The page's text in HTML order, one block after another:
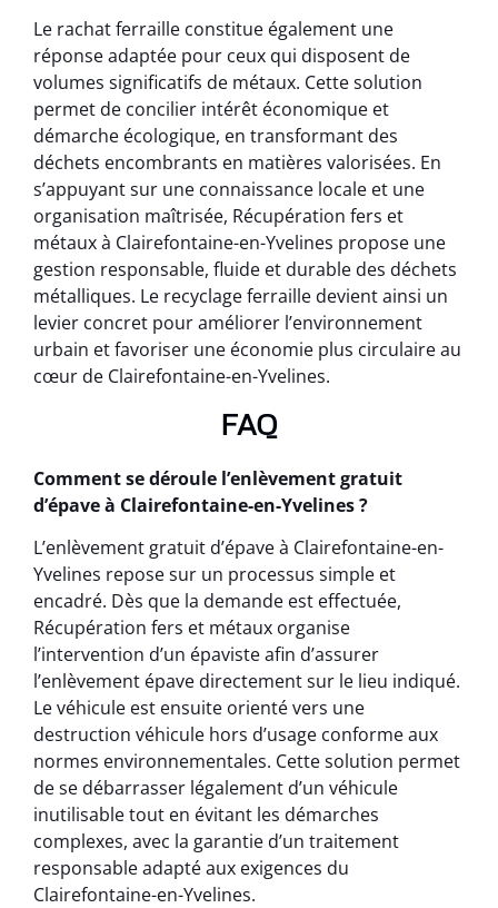
Le rachat ferraille constitue également une
réponse adaptée pour ceux qui disposent de
volumes significatifs de métaux. Cette solution
permet de concilier intérêt économique et
démarche écologique, en transformant des
déchets encombrants en matières valorisées. En
s’appuyant sur une connaissance locale et une
organisation maîtrisée, Récupération fers et
métaux à Clairefontaine-en-Yvelines propose une
gestion responsable, fluide et durable des déchets
métalliques. Le recyclage ferraille devient ainsi un
levier concret pour améliorer l’environnement
urbain et favoriser une économie plus circulaire au
cœur de Clairefontaine-en-Yvelines.
FAQ
Comment se déroule l’enlèvement gratuit
d’épave à Clairefontaine-en-Yvelines ?
L’enlèvement gratuit d’épave à Clairefontaine-en-
Yvelines repose sur un processus simple et
encadré. Dès que la demande est effectuée,
Récupération fers et métaux organise
l’intervention d’un épaviste afin d’assurer
l’enlèvement épave directement sur le lieu indiqué.
Le véhicule est ensuite orienté vers une
destruction véhicule hors d’usage conforme aux
normes environnementales. Cette solution permet
de se débarrasser légalement d’un véhicule
inutilisable tout en évitant les démarches
complexes, avec la garantie d’un traitement
responsable adapté aux exigences du
Clairefontaine-en-Yvelines.